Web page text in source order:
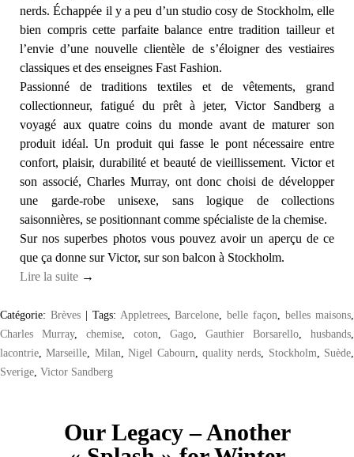
nerds. Échappée il y a peu d’un studio cosy de Stockholm, elle
bien compris cette parfaite balance entre tradition tailleur et
l’envie d’une nouvelle clientèle de s’éloigner des vestiaires
classiques et des enseignes Fast Fashion.
Passionné de traditions textiles et de vêtements, grand
collectionneur, fatigué du prêt à jeter, Victor Sandberg a
voyagé aux quatre coins du monde avant de maturer son
produit idéal. Un produit qui fasse le pont nécessaire entre
confort, plaisir, durabilité et beauté de vieillissement. Victor et
son associé, Charles Murray, ont donc choisi de développer
une garde-robe unisexe, sans logique de collections
saisonnières, se positionnant comme spécialiste de la chemise.
Sur nos superbes photos vous pouvez avoir un aperçu de ce
que ça donne sur Victor, sur son balcon à Stockholm.
Lire la suite →
Catégorie: Brèves | Tags: Appletrees,Barcelone ,belle façon ,belles maisons
Charles Murray, chemise coton Gago Gauthier Borsarello husbands
lacontrie ,Marseille Milan ,Nigel Cabourn quality nerds Stockholm Suède
Sverige Victor Sandberg
Our Legacy – Another